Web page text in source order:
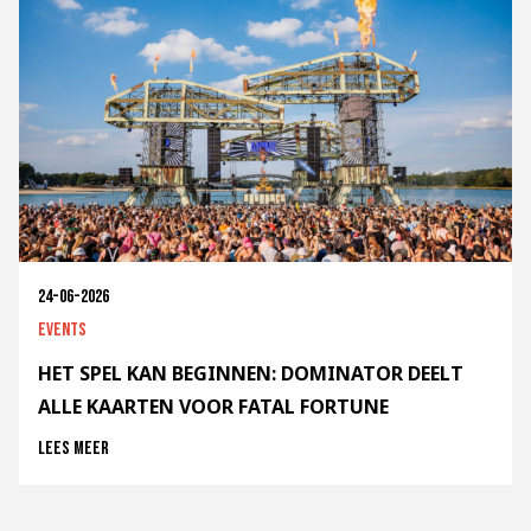
24-06-2026
Events
HET SPEL KAN BEGINNEN: DOMINATOR DEELT
ALLE KAARTEN VOOR FATAL FORTUNE
Lees meer